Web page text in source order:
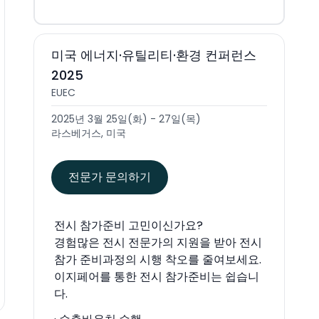
미국 에너지·유틸리티·환경 컨퍼런스
2025
EUEC
2025년 3월 25일(화) - 27일(목)
라스베거스, 미국
전문가 문의하기
전시 참가준비 고민이신가요?
경험많은 전시 전문가의 지원을 받아 전시
참가 준비과정의 시행 착오를 줄여보세요.
이지페어를 통한 전시 참가준비는 쉽습니
다.